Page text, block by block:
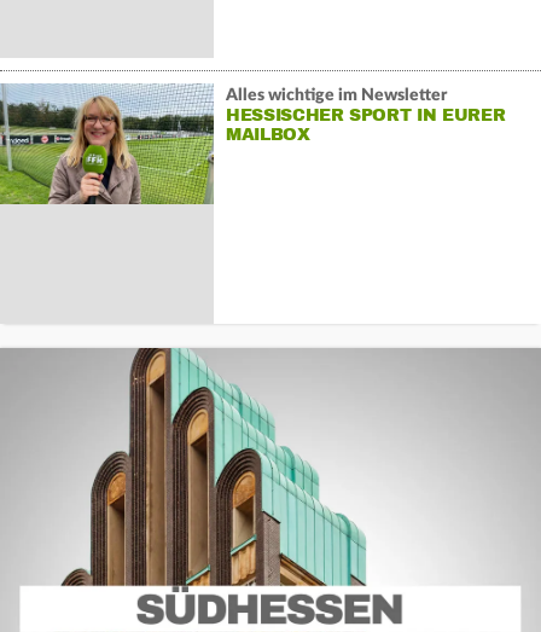
Alles wichtige im Newsletter
HESSISCHER SPORT IN EURER
MAILBOX